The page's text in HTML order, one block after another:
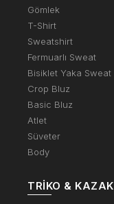
Gömlek
T-Shirt
Sweatshirt
Fermuarlı Sweat
Bisiklet Yaka Sweat
Crop Bluz
Basic Bluz
Atlet
Süveter
Body
TRIKO & KAZAK